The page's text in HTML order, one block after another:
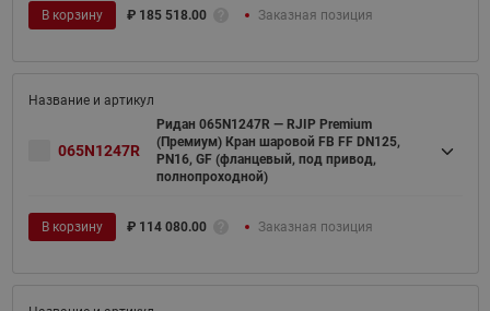
В корзину ₽ 185 518.00 Заказная позиция
065N1247R
Ридан 065N1247R — RJIP Premium
(Премиум) Кран шаровой FB FF DN125,
PN16, GF (фланцевый, под привод,
полнопроходной)
В корзину ₽ 114 080.00 Заказная позиция